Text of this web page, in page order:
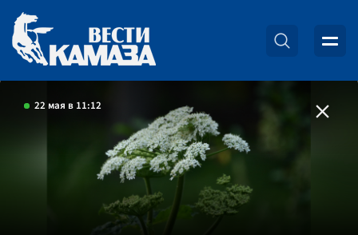
22 мая в 11:12